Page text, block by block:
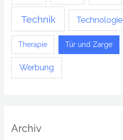
Technik Technologie
Therapie Tür und Zarge
Werbung
Archiv